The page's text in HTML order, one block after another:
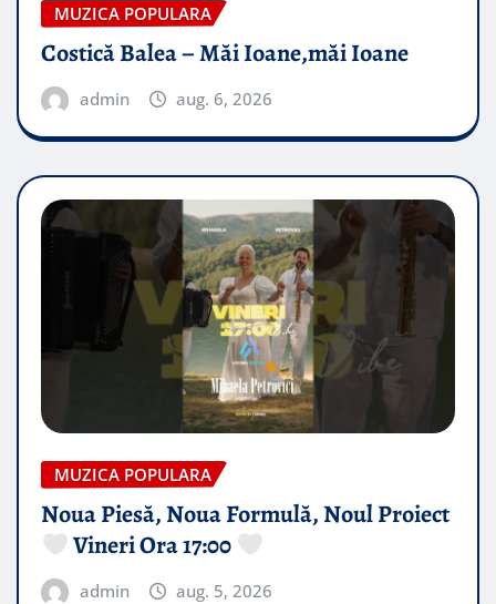
MUZICA POPULARA
Costică Balea – Măi Ioane,măi Ioane
admin aug. 6, 2026
MUZICA POPULARA
Noua Piesă, Noua Formulă, Noul Proiect
Vineri Ora 17:00
admin aug. 5, 2026